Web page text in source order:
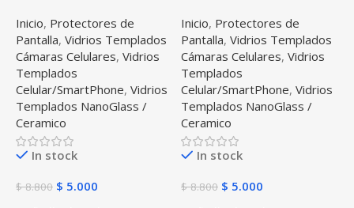
celular Samsung Galaxy
Note 20 Ultra
Inicio, Protectores de
Pantalla, Vidrios Templados
Cámaras Celulares, Vidrios
Templados
Celular/SmartPhone, Vidrios
Templados NanoGlass /
Ceramico
In stock
$8.800 $ 5.000
para celular Samsung
Galaxy Note 20
Inicio, Protectores de
Pantalla, Vidrios Templados
Cámaras Celulares, Vidrios
Templados
Celular/SmartPhone, Vidrios
Templados NanoGlass /
Ceramico
In stock
$8.800 $ 5.000